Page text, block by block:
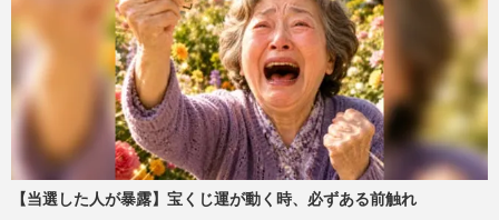
週刊女性PRIME 2026/8/6
NHK職員への性加害で“出禁”食らった〈5
年前の番組出演者〉特定が進むも、ネット
で「無関係な個人名」も拡…
週刊女性PRIME 2026/8/6
茂木敏充外務大臣、メキシコでのコーヒー
【当選した人が暴露】宝くじ運が動く時、必ずある前触れ